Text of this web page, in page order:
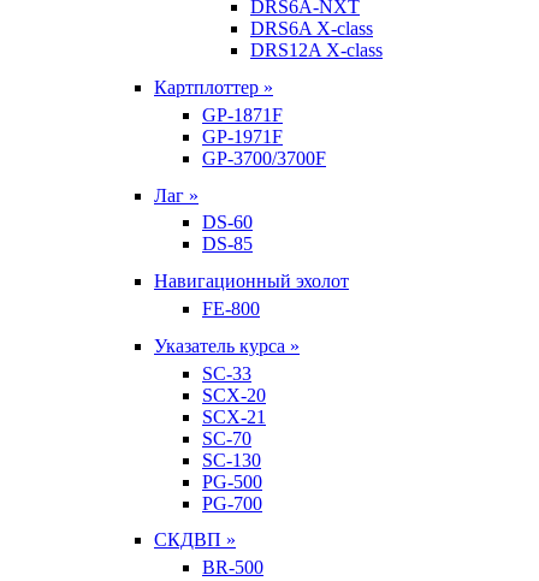
DRS6A-NXT
DRS6A X-class
DRS12A X-class
Картплоттер »
GP-1871F
GP-1971F
GP-3700/3700F
Лаг »
DS-60
DS-85
Навигационный эхолот
FE-800
Указатель курса »
SC-33
SCX-20
SCX-21
SC-70
SC-130
PG-500
PG-700
СКДВП »
BR-500